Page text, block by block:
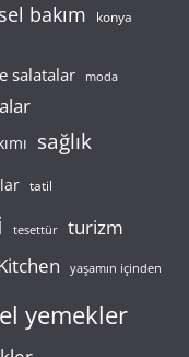
bakım konya
salatalar moda
sağlık
tatil
tesettür turizm
yaşamın içinden
yemekler